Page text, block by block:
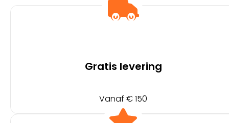
Gratis levering
Vanaf € 150